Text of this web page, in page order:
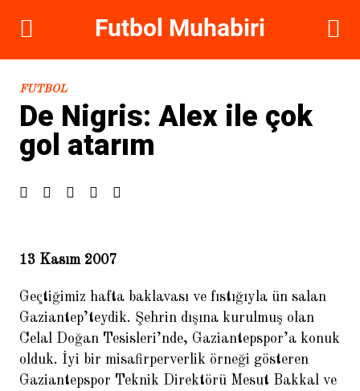
DIKKAT ÇEKENLER
FUTBOL
De Nigris: Alex ile çok
gol atarım
13 Kasım 2007
Geçtiğimiz hafta baklavası ve fıstığıyla ün salan
Gaziantep’teydik. Şehrin dışına kurulmuş olan
Celal Doğan Tesisleri’nde, Gaziantepspor’a konuk
olduk. İyi bir misafirperverlik örneği gösteren
Gaziantepspor Teknik Direktörü Mesut Bakkal ve